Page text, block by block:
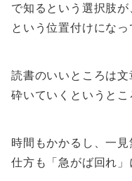
で知るという選択肢
という位置付けになっ
読書のいいところは
砕いていくというとこ
時間もかかるし、一
仕方も「急がば回れ」